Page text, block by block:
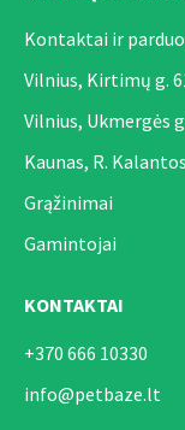
Kontaktai ir
Vilnius, Kirtimų g.
Vilnius, Ukmergės
Kaunas, R.
Grąžinimai
Gamintojai
KONTAKTAI
+370 666 10330
info@petbaze.lt